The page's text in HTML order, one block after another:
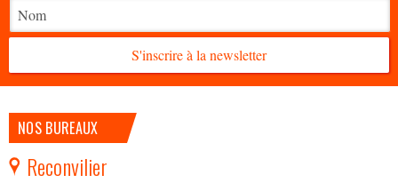
S'inscrire à la newsletter
NOS BUREAUX
Reconvilier